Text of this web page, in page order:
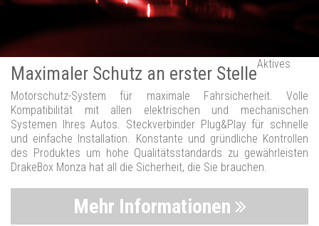
Maximaler Schutz an erster StelleAktives
Motorschutz-System für maximale Fahrsicherheit. Volle
Kompatibilität mit allen elektrischen und mechanischen
Systemen Ihres Autos. Steckverbinder Plug&Play für schnelle
und einfache Installation. Konstante und gründliche Kontrollen
des Produktes um hohe Qualitätsstandards zu gewährleisten
DrakeBox Monza hat all die Sicherheit, die Sie brauchen.
Mehr Informationen